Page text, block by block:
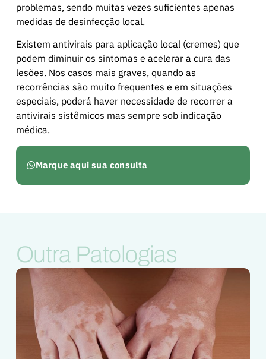
problemas, sendo muitas vezes suficientes apenas
medidas de desinfecção local.
Existem antivirais para aplicação local (cremes) que
podem diminuir os sintomas e acelerar a cura das
lesões. Nos casos mais graves, quando as
recorrências são muito frequentes e em situações
especiais, poderá haver necessidade de recorrer a
antivirais sistêmicos mas sempre sob indicação
médica.
Marque aqui sua consulta
Outra Patologias